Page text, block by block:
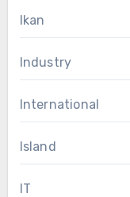
Ikan
Industry
International
Island
IT